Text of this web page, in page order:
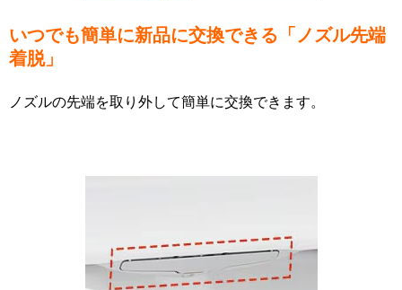
いつでも簡単に新品に交換できる「ノズル先端
着脱」
ノズルの先端を取り外して簡単に交換できます。